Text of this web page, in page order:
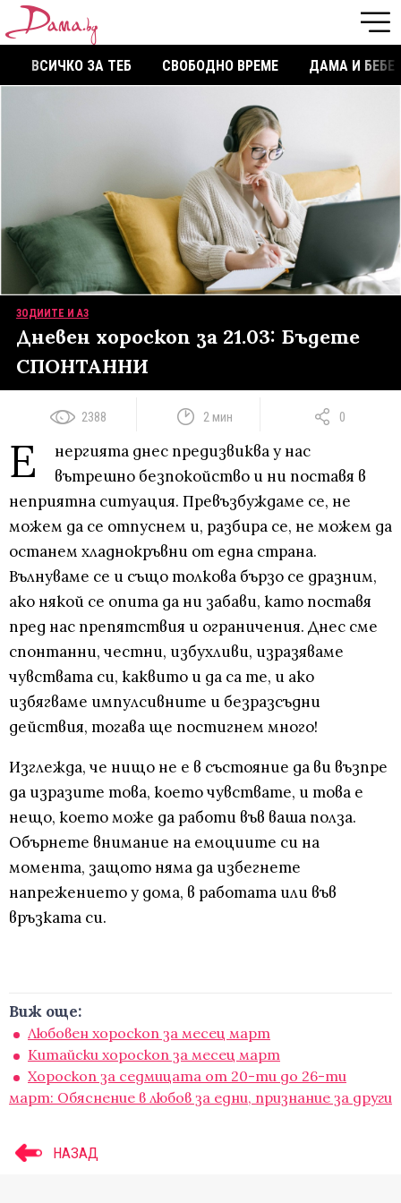
ВСИЧКО ЗА ТЕБ СВОБОДНО ВРЕМЕ ДАМА И БЕБЕ
ЗОДИИТЕ И АЗ
Дневен хороскоп за 21.03: Бъдете
СПОНТАННИ
2388 2 мин 0
Е
нергията днес предизвиква у нас
вътрешно безпокойство и ни поставя в
неприятна ситуация. Превъзбуждаме се, не
можем да се отпуснем и, разбира се, не можем да
останем хладнокръвни от една страна.
Вълнуваме се и също толкова бързо се дразним,
ако някой се опита да ни забави, като поставя
пред нас препятствия и ограничения. Днес сме
спонтанни, честни, избухливи, изразяваме
чувствата си, каквито и да са те, и ако
избягваме импулсивните и безразсъдни
действия, тогава ще постигнем много!
Изглежда, че нищо не е в състояние да ви възпре
да изразите това, което чувствате, и това е
нещо, което може да работи във ваша полза.
Обърнете внимание на емоциите си на
момента, защото няма да избегнете
напрежението у дома, в работата или във
връзката си.
Виж още:
Любовен хороскоп за месец март
Китайски хороскоп за месец март
Хороскоп за седмицата от 20-ти до 26-ти
март: Обяснение в любов за едни, признание за други
НАЗАД